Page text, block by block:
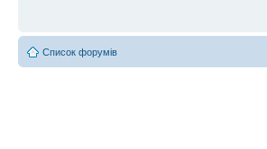
Список форумів